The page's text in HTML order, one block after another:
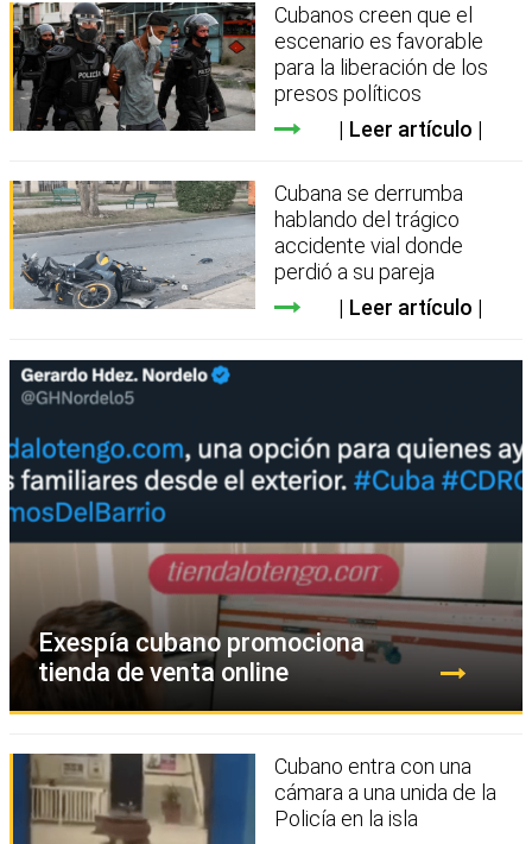
Cubanos creen que el
escenario es favorable
para la liberación de los
presos políticos
Leer artículo
Cubana se derrumba
hablando del trágico
accidente vial donde
perdió a su pareja
Leer artículo
Exespía cubano promociona
tienda de venta online
Cubano entra con una
cámara a una unida de la
Policía en la isla